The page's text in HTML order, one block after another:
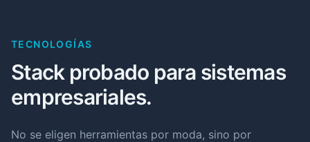
TECNOLOGÍAS
Stack probado para sistemas
empresariales.
No se eligen herramientas por moda, sino por